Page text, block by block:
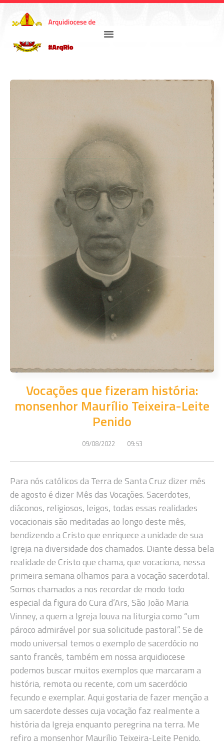
Vocações que fizeram história:
monsenhor Maurílio Teixeira-Leite
Penido
09/08/2022 09:53
Para nós católicos da Terra de Santa Cruz dizer mês
de agosto é dizer Mês das Vocações. Sacerdotes,
diáconos, religiosos, leigos, todas essas realidades
vocacionais são meditadas ao longo deste mês,
bendizendo a Cristo que enriquece a unidade de sua
Igreja na diversidade dos chamados. Diante dessa bela
realidade de Cristo que chama, que vocaciona, nessa
primeira semana olhamos para a vocação sacerdotal.
Somos chamados a nos recordar de modo todo
especial da figura do Cura d’Ars, São João Maria
Vinney, a quem a Igreja louva na liturgia como “um
pároco admirável por sua solicitude pastoral”. Se de
modo universal temos o exemplo de sacerdócio no
santo francês, também em nossa arquidiocese
podemos buscar muitos exemplos que marcaram a
história, remota ou recente, com um sacerdócio
fecundo e exemplar. Aqui gostaria de fazer menção a
um sacerdote desses cuja vocação faz realmente a
história da Igreja enquanto peregrina na terra. Me
refiro a monsenhor Maurílio Teixeira-Leite Penido.